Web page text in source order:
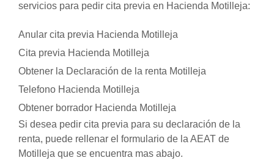
servicios para pedir cita previa en Hacienda Motilleja:
Anular cita previa Hacienda Motilleja
Cita previa Hacienda Motilleja
Obtener la Declaración de la renta Motilleja
Telefono Hacienda Motilleja
Obtener borrador Hacienda Motilleja
Si desea pedir cita previa para su declaración de la
renta, puede rellenar el formulario de la AEAT de
Motilleja que se encuentra mas abajo.